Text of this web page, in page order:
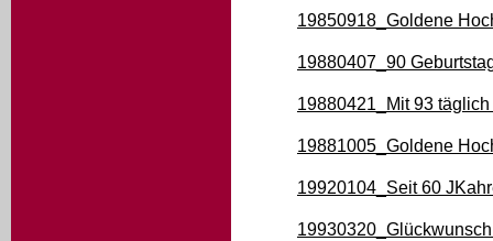
19850918_Goldene
19880407_90
19880421_Mit 93
19881005_Goldene
19920104_Seit 60